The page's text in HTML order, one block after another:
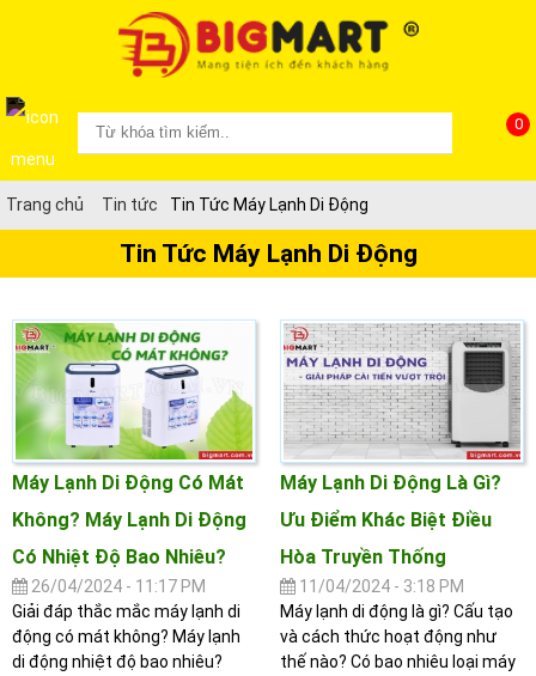
0
Trang chủ Tin tức Tin Tức Máy Lạnh Di Động
Tin Tức Máy Lạnh Di Động
Máy Lạnh Di Động Có Mát
Không? Máy Lạnh Di Động
Có Nhiệt Độ Bao Nhiêu?
26/04/2024 - 11:17 PM
Giải đáp thắc mắc máy lạnh di
động có mát không? Máy lạnh
di động nhiệt độ bao nhiêu?
Máy Lạnh Di Động Là Gì?
Ưu Điểm Khác Biệt Điều
Hòa Truyền Thống
11/04/2024 - 3:18 PM
Máy lạnh di động là gì? Cấu tạo
và cách thức hoạt động như
thế nào? Có bao nhiêu loại máy